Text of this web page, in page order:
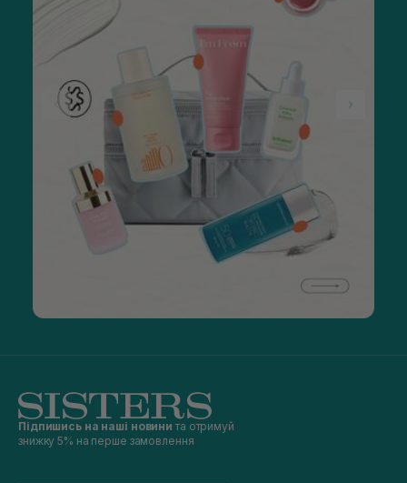
Підпишись на наші новини та отримуй
знижку 5% на перше замовлення